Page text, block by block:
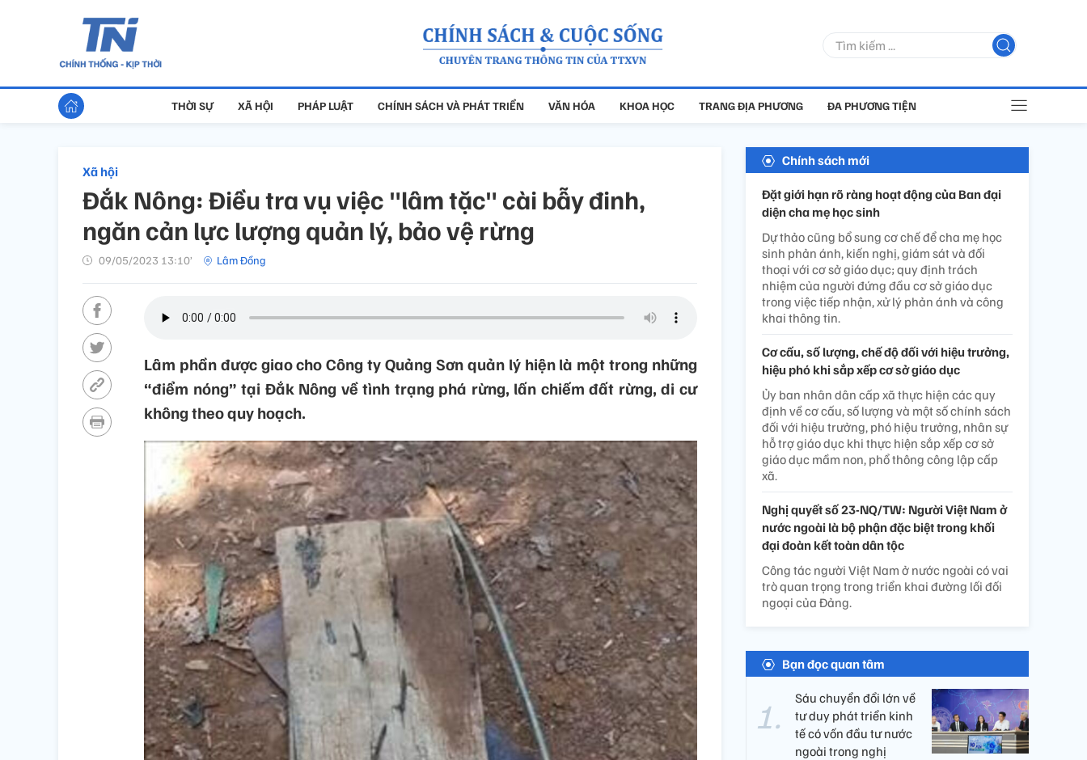
THỜI SỰ XÃ HỘI PHÁP LUẬT CHÍNH SÁCH VÀ PHÁT TRIỂN VĂN HÓA KHOA HỌC TRANG ĐỊA PHƯƠNG ĐA PHƯƠNG TIỆN
Xã hội
Đắk Nông: Điều tra vụ việc "lâm tặc" cài bẫy đinh,
ngăn cản lực lượng quản lý, bảo vệ rừng
09/05/2023 13:10’ Lâm Đồng
Lâm phần được giao cho Công ty Quảng Sơn quản lý hiện là một trong những
“điểm nóng” tại Đắk Nông về tình trạng phá rừng, lấn chiếm đất rừng, di cư
không theo quy hoạch.
Chính sách mới
Đặt giới hạn rõ ràng hoạt động của Ban đại
diện cha mẹ học sinh
Dự thảo cũng bổ sung cơ chế để cha mẹ học
sinh phản ánh, kiến nghị, giám sát và đối
thoại với cơ sở giáo dục; quy định trách
nhiệm của người đứng đầu cơ sở giáo dục
trong việc tiếp nhận, xử lý phản ánh và công
khai thông tin.
Cơ cấu, số lượng, chế độ đối với hiệu trưởng,
hiệu phó khi sắp xếp cơ sở giáo dục
Ủy ban nhân dân cấp xã thực hiện các quy
định về cơ cấu, số lượng và một số chính sách
đối với hiệu trưởng, phó hiệu trưởng, nhân sự
hỗ trợ giáo dục khi thực hiện sắp xếp cơ sở
giáo dục mầm non, phổ thông công lập cấp
xã.
Nghị quyết số 23-NQ/TW: Người Việt Nam ở
nước ngoài là bộ phận đặc biệt trong khối
đại đoàn kết toàn dân tộc
Công tác người Việt Nam ở nước ngoài có vai
trò quan trọng trong triển khai đường lối đối
ngoại của Đảng.
Bạn đọc quan tâm
Sáu chuyển đổi lớn về
tư duy phát triển kinh
tế có vốn đầu tư nước
ngoài trong nghị